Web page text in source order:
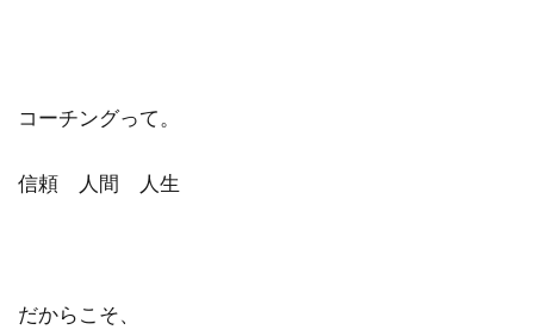
コーチングって。
信頼 人間 人生
だからこそ、